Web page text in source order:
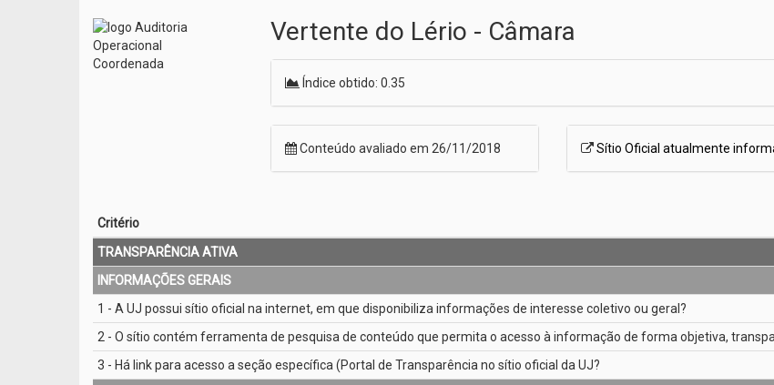
Vertente do Lério - Câmara
Índice obtido: 0.35
Conteúdo avaliado em 26/11/2018 Sítio Oficial atualmente
Critério
TRANSPARÊNCIA ATIVA
INFORMAÇÕES GERAIS
1 - A UJ possui sítio oficial na internet, em que disponibiliza informações de interesse coletivo ou geral?
2 - O sítio contém ferramenta de pesquisa de conteúdo que permita o acesso à informação de forma objetiva,
3 - Há link para acesso a seção específica (Portal de Transparência no sítio oficial da UJ?